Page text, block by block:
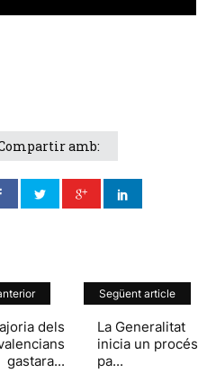
amb:
dels
gastara...
Següent article
La Generalitat
inicia un procés
pa...